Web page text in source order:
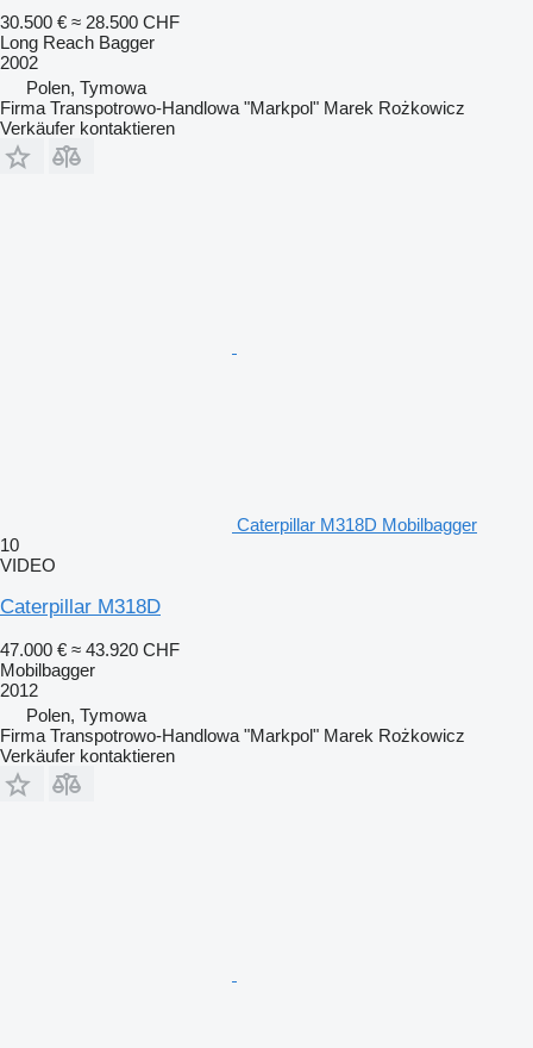
30.500 € ≈ 28.500 CHF
Long Reach Bagger
2002
Polen, Tymowa
Firma Transpotrowo-Handlowa "Markpol" Marek Rożkowicz
Verkäufer kontaktieren
Caterpillar M318D Mobilbagger
10
VIDEO
Caterpillar M318D
47.000 € ≈ 43.920 CHF
Mobilbagger
2012
Polen, Tymowa
Firma Transpotrowo-Handlowa "Markpol" Marek Rożkowicz
Verkäufer kontaktieren